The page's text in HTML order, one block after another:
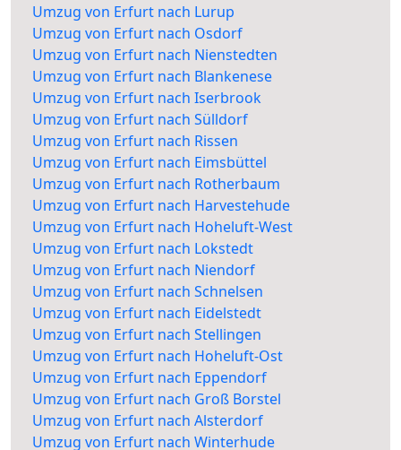
Umzug von Erfurt nach Lurup
Umzug von Erfurt nach Osdorf
Umzug von Erfurt nach Nienstedten
Umzug von Erfurt nach Blankenese
Umzug von Erfurt nach Iserbrook
Umzug von Erfurt nach Sülldorf
Umzug von Erfurt nach Rissen
Umzug von Erfurt nach Eimsbüttel
Umzug von Erfurt nach Rotherbaum
Umzug von Erfurt nach Harvestehude
Umzug von Erfurt nach Hoheluft-West
Umzug von Erfurt nach Lokstedt
Umzug von Erfurt nach Niendorf
Umzug von Erfurt nach Schnelsen
Umzug von Erfurt nach Eidelstedt
Umzug von Erfurt nach Stellingen
Umzug von Erfurt nach Hoheluft-Ost
Umzug von Erfurt nach Eppendorf
Umzug von Erfurt nach Groß Borstel
Umzug von Erfurt nach Alsterdorf
Umzug von Erfurt nach Winterhude